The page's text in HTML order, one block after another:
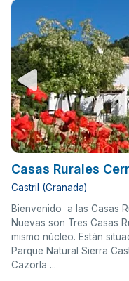
Casas Rurales
Castril (Granada)
Bienvenido a las Casas
Nuevas son Tres Casas
mismo núcleo. Están
Parque Natural Sierra
Cazorla ...